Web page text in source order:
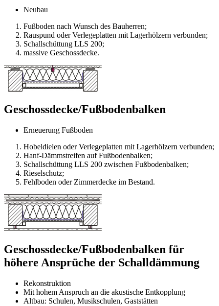
Neubau
Fußboden nach Wunsch des Bauherren;
Rauspund oder Verlegeplatten mit Lagerhölzern verbunden;
Schallschüttung LLS 200;
massive Geschossdecke.
Geschossdecke/Fußbodenbalken
Erneuerung Fußboden
Hobeldielen oder Verlegeplatten mit Lagerhölzern verbunden;
Hanf-Dämmstreifen auf Fußbodenbalken;
Schallschüttung LLS 200 zwischen Fußbodenbalken;
Rieselschutz;
Fehlboden oder Zimmerdecke im Bestand.
Geschossdecke/Fußbodenbalken für
höhere Ansprüche der Schalldämmung
Rekonstruktion
Mit hohem Anspruch an die akustische Entkopplung
Altbau: Schulen, Musikschulen, Gaststätten